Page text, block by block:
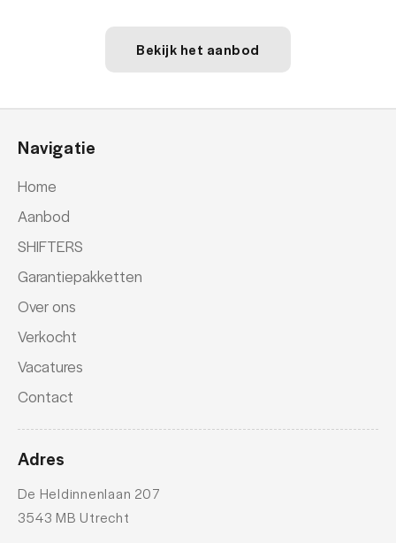
Bekijk het aanbod
Navigatie
Home
Aanbod
SHIFTERS
Garantiepakketten
Over ons
Verkocht
Vacatures
Contact
Adres
De Heldinnenlaan 207
3543 MB Utrecht